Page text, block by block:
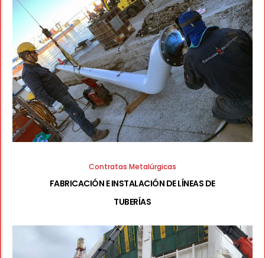
Contratas Metalúrgicas
FABRICACIÓN E INSTALACIÓN DE LÍNEAS DE
TUBERÍAS